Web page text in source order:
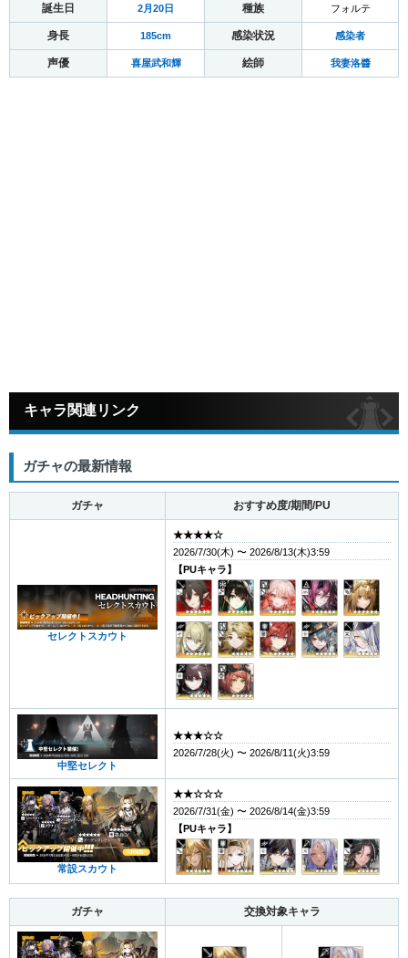
誕生日 2月20日 種族 フォルテ
身長 185cm 感染状況 感染者
声優 喜屋武和輝 絵師 我妻洛醬
キャラ関連リンク
ガチャの最新情報
ガチャ おすすめ度/期間/PU
セレクトスカウト
★★★★☆
2026/7/30(木) 〜 2026/8/13(木)3:59
【PUキャラ】
中堅セレクト
★★★☆☆
2026/7/28(火) 〜 2026/8/11(火)3:59
常設スカウト
★★☆☆☆
2026/7/31(金) 〜 2026/8/14(金)3:59
【PUキャラ】
ガチャ 交換対象キャラ